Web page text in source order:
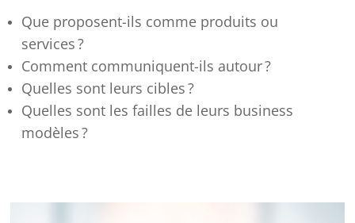
Que proposent-ils comme produits ou
services ?
Comment communiquent-ils autour ?
Quelles sont leurs cibles ?
Quelles sont les failles de leurs business
modèles ?